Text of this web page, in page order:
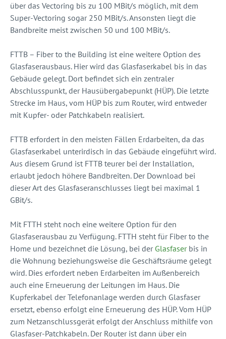
über das Vectoring bis zu 100 MBit/s möglich, mit dem
Super-Vectoring sogar 250 MBit/s. Ansonsten liegt die
Bandbreite meist zwischen 50 und 100 MBit/s.
FTTB – Fiber to the Building ist eine weitere Option des
Glasfaserausbaus. Hier wird das Glasfaserkabel bis in das
Gebäude gelegt. Dort befindet sich ein zentraler
Abschlusspunkt, der Hausübergabepunkt (HÜP). Die letzte
Strecke im Haus, vom HÜP bis zum Router, wird entweder
mit Kupfer- oder Patchkabeln realisiert.
FTTB erfordert in den meisten Fällen Erdarbeiten, da das
Glasfaserkabel unterirdisch in das Gebäude eingeführt wird.
Aus diesem Grund ist FTTB teurer bei der Installation,
erlaubt jedoch höhere Bandbreiten. Der Download bei
dieser Art des Glasfaseranschlusses liegt bei maximal 1
GBit/s.
Mit FTTH steht noch eine weitere Option für den
Glasfaserausbau zu Verfügung. FTTH steht für Fiber to the
Home und bezeichnet die Lösung, bei der Glasfaserbis in
die Wohnung beziehungsweise die Geschäftsräume gelegt
wird. Dies erfordert neben Erdarbeiten im Außenbereich
auch eine Erneuerung der Leitungen im Haus. Die
Kupferkabel der Telefonanlage werden durch Glasfaser
ersetzt, ebenso erfolgt eine Erneuerung des HÜP. Vom HÜP
zum Netzanschlussgerät erfolgt der Anschluss mithilfe von
Glasfaser-Patchkabeln. Der Router ist dann über ein